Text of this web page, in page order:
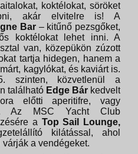
koktélokat, söröket
akár elvitelre is! A
Bar – kitűnő pezsgőket,
koktélokat lehet inni. A
van, közepükön zúzott
tartja hidegen, hanem a
kagylókat, és kaviárt is.
szinten, közvetlenül a
található Edge Bár kedvelt
előtti aperitifre, vagy
Az MSC Yacht Club
a Top Sail Lounge,
kilátással, ahol
a vendégeket.